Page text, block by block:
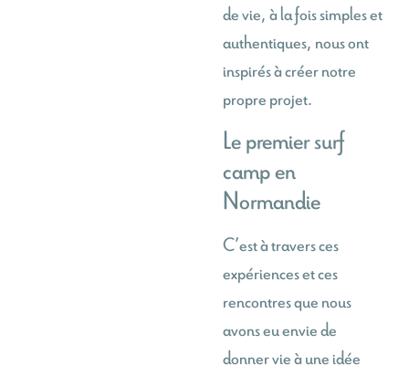
de vie, à la fois simples et
authentiques, nous ont
inspirés à créer notre
propre projet.
Le premier surf
camp en
Normandie
C’est à travers ces
expériences et ces
rencontres que nous
avons eu envie de
donner vie à une idée